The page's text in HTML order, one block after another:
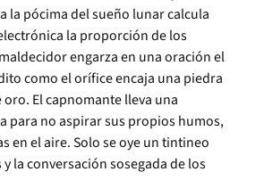
la pócima del sueño lunar calcula
la proporción de los
engarza en una oración el
como el orífice encaja una piedra
El capnomante lleva una
para no aspirar sus propios humos,
en el aire. Solo se oye un tintineo
la conversación sosegada de los